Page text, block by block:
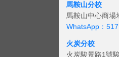
馬鞍山分校
馬鞍山中心商場
WhatsApp：
火炭分校
火炭駿景路1號